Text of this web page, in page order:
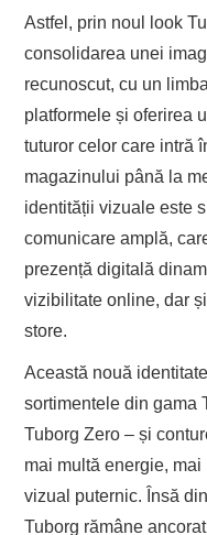
Astfel, prin noul look
consolidarea unei
recunoscut, cu un
platformele și oferirea
tuturor celor care intră
magazinului până la
identității vizuale este
comunicare amplă,
prezență digitală
vizibilitate online, dar
store.
Această nouă
sortimentele din gama
Tuborg Zero – și
mai multă energie,
vizual puternic. Însă
Tuborg rămâne